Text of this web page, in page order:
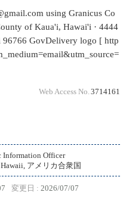
using Granicus Co
of Kaua'i, Hawai'i · 4444
96766 GovDelivery logo [ http
Web Access No. 3714161
Information Officer
アメリカ合衆国
変更日 : 2026/07/07